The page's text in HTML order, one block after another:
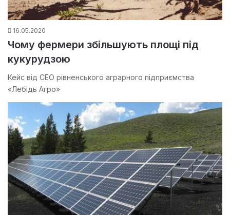
16.05.2020
Чому фермери збільшують площі під
кукурудзою
Кейс від СЕО рівненського аграрного підприємства
«Лебідь Агро»